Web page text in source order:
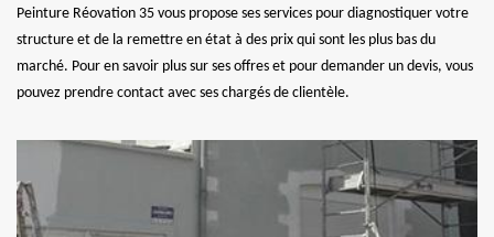
Peinture Réovation 35 vous propose ses services pour diagnostiquer votre
structure et de la remettre en état à des prix qui sont les plus bas du
marché. Pour en savoir plus sur ses offres et pour demander un devis, vous
pouvez prendre contact avec ses chargés de clientèle.